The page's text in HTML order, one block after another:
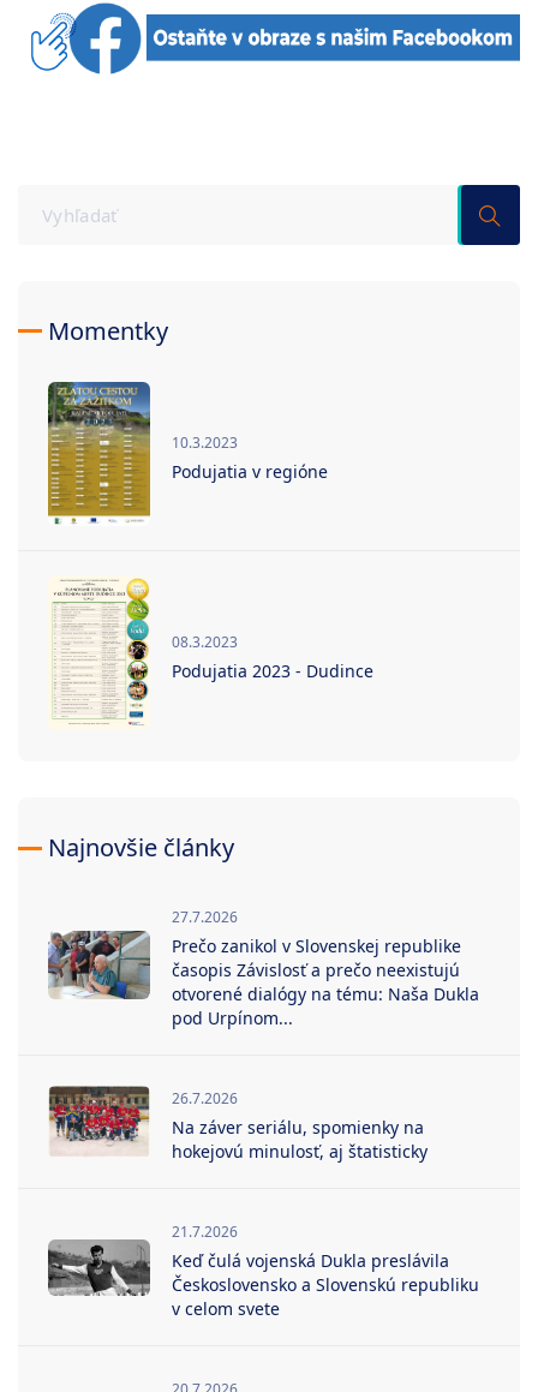
Momentky
10.3.2023
Podujatia v regióne
08.3.2023
Podujatia 2023 - Dudince
Najnovšie články
27.7.2026
Prečo zanikol v Slovenskej republike
časopis Závislosť a prečo neexistujú
otvorené dialógy na tému: Naša Dukla
pod Urpínom...
26.7.2026
Na záver seriálu, spomienky na
hokejovú minulosť, aj štatisticky
21.7.2026
Keď čulá vojenská Dukla preslávila
Československo a Slovenskú republiku
v celom svete